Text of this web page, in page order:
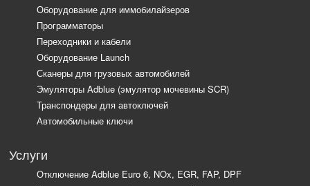
Оборудование для иммобилайзеров
Программаторы
Переходники и кабели
Оборудование Launch
Сканеры для грузовых автомобилей
Эмуляторы Adblue (эмулятор мочевины SCR)
Транспондеры для автоключей
Автомобильные ключи
Услуги
Отключение Adblue Euro 6, NOx, EGR, FAP, DPF